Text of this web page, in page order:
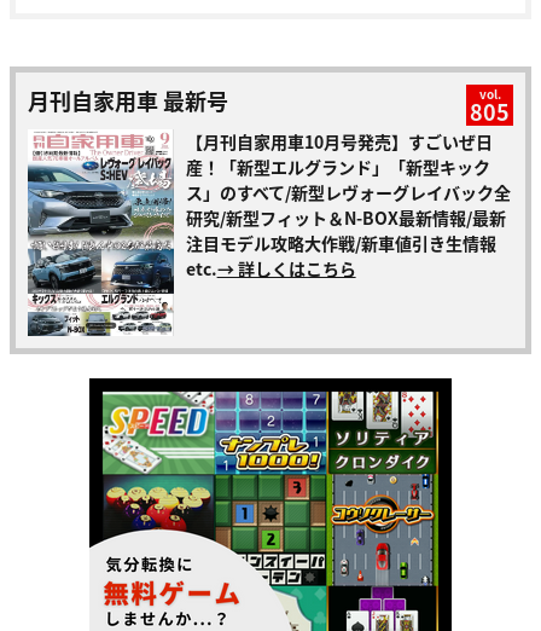
月刊自家用車 最新号 vol.
805
【月刊自家用車10月号発売】すごいぜ日
産！「新型エルグランド」「新型キック
ス」のすべて/新型レヴォーグレイバック全
研究/新型フィット＆N-BOX最新情報/最新
注目モデル攻略大作戦/新車値引き生情報
etc.→ 詳しくはこちら